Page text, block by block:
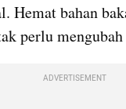
Hemat bahan
perlu
ADVERTISEMENT